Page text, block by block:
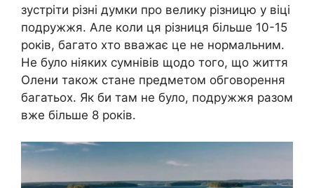
зустріти різні думки про велику різницю у віці
подружжя. Але коли ця різниця більше 10-15
років, багато хто вважає це не нормальним.
Не було ніяких сумнівів щодо того, що життя
Олени також стане предметом обговорення
багатьох. Як би там не було, подружжя разом
вже більше 8 років.